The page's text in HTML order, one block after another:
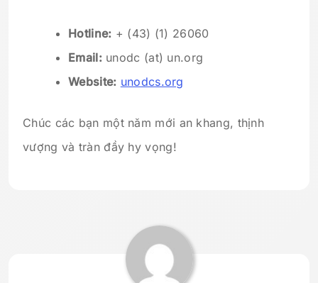
Hotline: + (43) (1) 26060
Email:unodc (at) un.org
Website: unodcs.org
Chúc các bạn một năm mới an khang, thịnh
vượng và tràn đầy hy vọng!